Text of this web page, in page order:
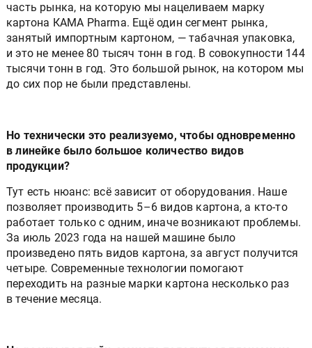
часть рынка, на которую мы нацеливаем марку
картона КАМА Pharma. Ещё один сегмент рынка,
занятый импортным картоном, — табачная упаковка,
и это не менее 80 тысяч тонн в год. В совокупности 144
тысячи тонн в год. Это большой рынок, на котором мы
до сих пор не были представлены.
Но технически это реализуемо, чтобы одновременно
в линейке было большое количество видов
продукции?
Тут есть нюанс: всё зависит от оборудования. Наше
позволяет производить 5–6 видов картона, а кто-то
работает только с одним, иначе возникают проблемы.
За июль 2023 года на нашей машине было
произведено пять видов картона, за август получится
четыре. Современные технологии помогают
переходить на разные марки картона несколько раз
в течение месяца.